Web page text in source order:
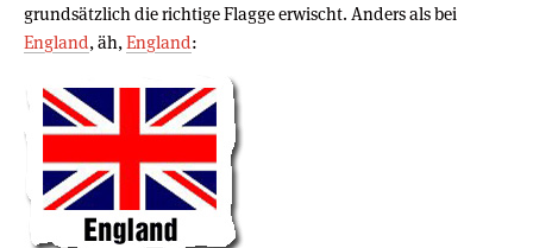
grundsätzlich die richtige Flagge erwischt. Anders als bei
England, äh, England: